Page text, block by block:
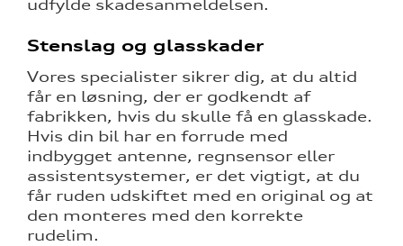
udfylde skadesanmeldelsen.
Stenslag og glasskader
Vores specialister sikrer dig, at du altid
får en løsning, der er godkendt af
fabrikken, hvis du skulle få en glasskade.
Hvis din bil har en forrude med
indbygget antenne, regnsensor eller
assistentsystemer, er det vigtigt, at du
får ruden udskiftet med en original og at
den monteres med den korrekte
rudelim.